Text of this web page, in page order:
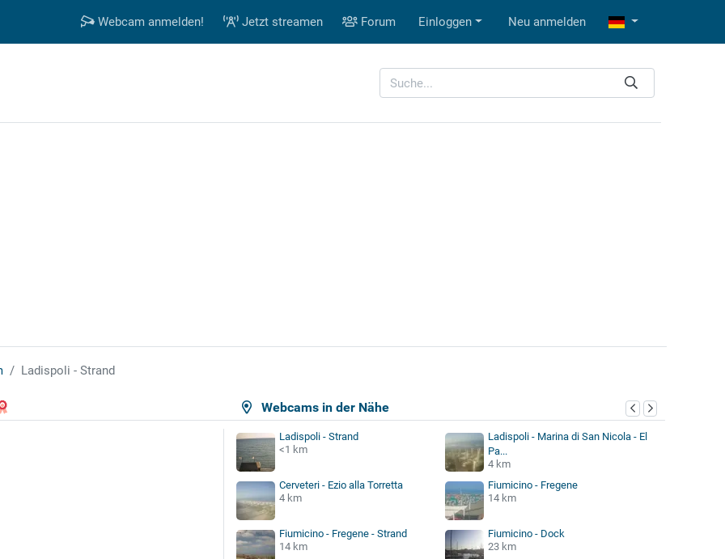
Webcam anmelden! Jetzt streamen Forum Einloggen Neu anmelden
Ladispoli - Strand
Webcams in der Nähe
Ladispoli - Strand
<1 km
Ladispoli - Marina di San Nicola - El
Pa...
4 km
Cerveteri - Ezio alla Torretta
4 km
Fiumicino - Fregene
14 km
Fiumicino - Fregene - Strand
14 km
Fiumicino - Dock
23 km